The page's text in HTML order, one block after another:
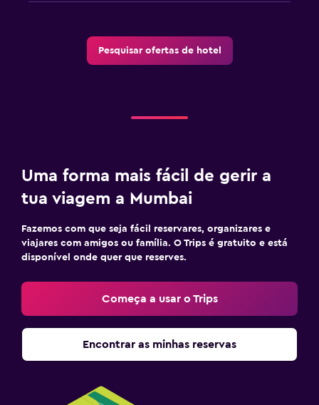
Pesquisar ofertas de hotel
Uma forma mais fácil de gerir a
tua viagem a Mumbai
Fazemos com que seja fácil reservares, organizares e
viajares com amigos ou família. O Trips é gratuito e está
disponível onde quer que reserves.
Começa a usar o Trips
Encontrar as minhas reservas